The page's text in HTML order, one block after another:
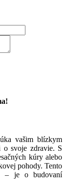
vašim blízkym
o svoje zdravie. S
kúry alebo
pohody. Tento
– je o budovaní